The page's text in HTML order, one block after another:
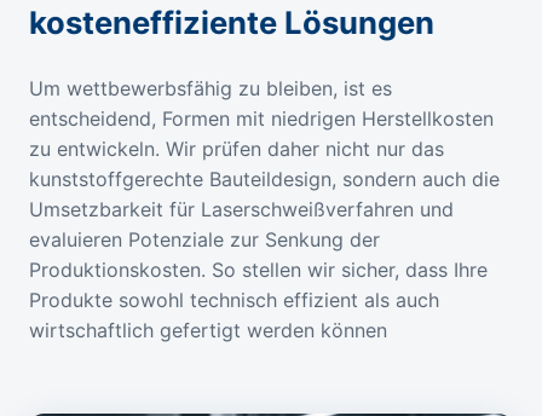
kosteneffiziente Lösungen
Um wettbewerbsfähig zu bleiben, ist es
entscheidend, Formen mit niedrigen Herstellkosten
zu entwickeln. Wir prüfen daher nicht nur das
kunststoffgerechte Bauteildesign, sondern auch die
Umsetzbarkeit für Laserschweißverfahren und
evaluieren Potenziale zur Senkung der
Produktionskosten. So stellen wir sicher, dass Ihre
Produkte sowohl technisch effizient als auch
wirtschaftlich gefertigt werden können